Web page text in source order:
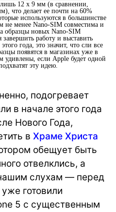
12 х 9 мм (в сравнении,
что делает ее почти на 60%
используются в большинстве
не менее Nano-SIM совместима и
образцы новых Nano-SIM
работу и выставить
года, это значит, что сли все
появятся в магазинах уже в
удивлены, если Apple будет одной
эту идею.
подогревает
в начале этого года
Нового Года,
в Храме Христа
обещует быть
отвелклись, а
слухам — перед
готовили
5 с существенным